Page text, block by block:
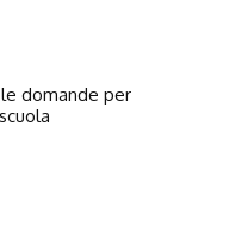
domande per